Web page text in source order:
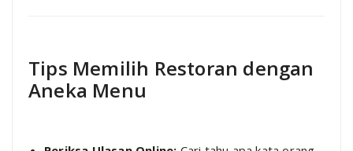
Tips Memilih Restoran dengan
Aneka Menu